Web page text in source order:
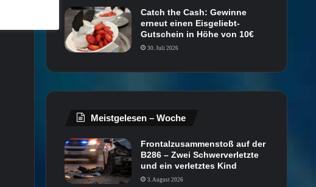
Catch the Cash: Gewinne
erneut einen Eisgeliebt-
Gutschein in Höhe von 10€
30. Juli 2026
Meistgelesen – Woche
Frontalzusammenstoß auf der
B286 – Zwei Schwerverletzte
und ein verletztes Kind
3. August 2026